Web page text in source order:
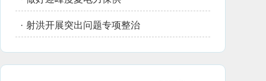
· 射洪开展突出问题专项整治